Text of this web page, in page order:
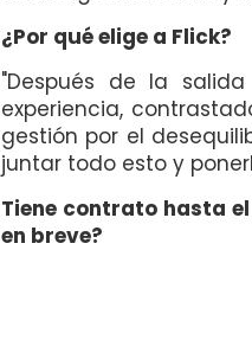
¿Por qué elige a Flick?
"Después de la
experiencia,
gestión por el
juntar todo esto y
Tiene contrato hasta
en breve?